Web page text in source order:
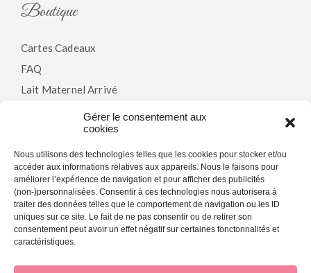
Gérer le consentement aux
cookies
Nous utilisons des technologies telles que les cookies pour stocker et/ou
accéder aux informations relatives aux appareils. Nous le faisons pour
améliorer l’expérience de navigation et pour afficher des publicités
(non-)personnalisées. Consentir à ces technologies nous autorisera à
traiter des données telles que le comportement de navigation ou les ID
uniques sur ce site. Le fait de ne pas consentir ou de retirer son
consentement peut avoir un effet négatif sur certaines fonctonnalités et
caractéristiques.
Boutique
Cartes Cadeaux
FAQ
Lait Maternel Arrivé
Modalités & Conditions
Politique De Confidentialité
Politique De Cookies (CA)